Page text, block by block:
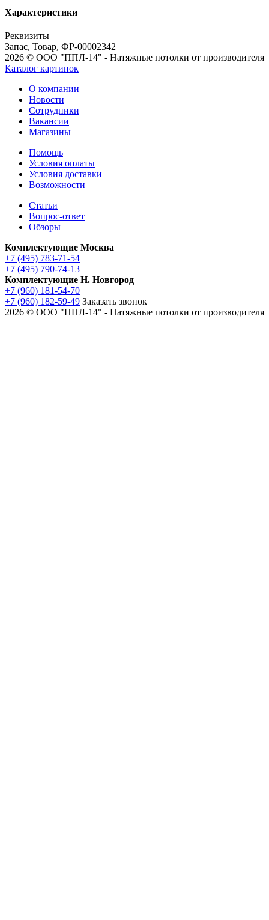
Характеристики
Реквизиты
Запас, Товар, ФР-00002342
2026 © ООО "ППЛ-14" - Натяжные потолки от производителя
Каталог картинок
О компании
Новости
Сотрудники
Вакансии
Магазины
Помощь
Условия оплаты
Условия доставки
Возможности
Статьи
Вопрос-ответ
Обзоры
Комплектующие Москва
+7 (495) 783-71-54
+7 (495) 790-74-13
Комплектующие Н. Новгород
+7 (960) 181-54-70
+7 (960) 182-59-49 Заказать звонок
2026 © ООО "ППЛ-14" - Натяжные потолки от производителя